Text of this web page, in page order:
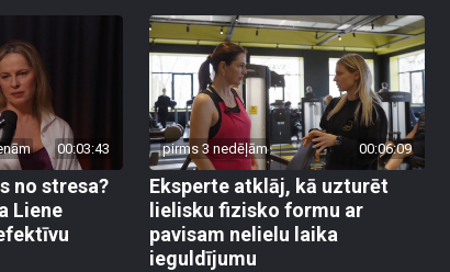
00:03:43
no stresa?
Liene
pirms 3 nedēļām 00:06:09
Eksperte atklāj, kā uzturēt
lielisku fizisko formu ar
pavisam nelielu laika
ieguldījumu